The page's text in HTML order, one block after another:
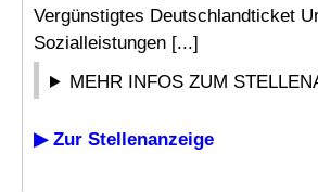
Vergünstigtes Deutschlandticket
Sozialleistungen [...]
MEHR INFOS ZUM
▶ Zur Stellenanzeige